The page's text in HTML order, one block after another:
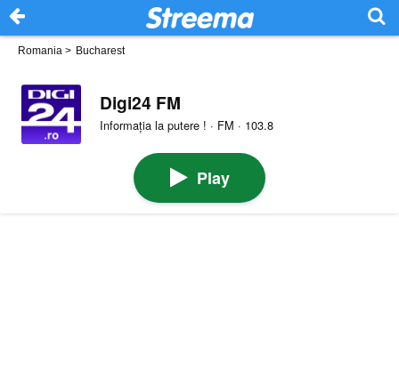
Romania > Bucharest
Digi24 FM
Informația la putere ! · FM · 103.8
Play